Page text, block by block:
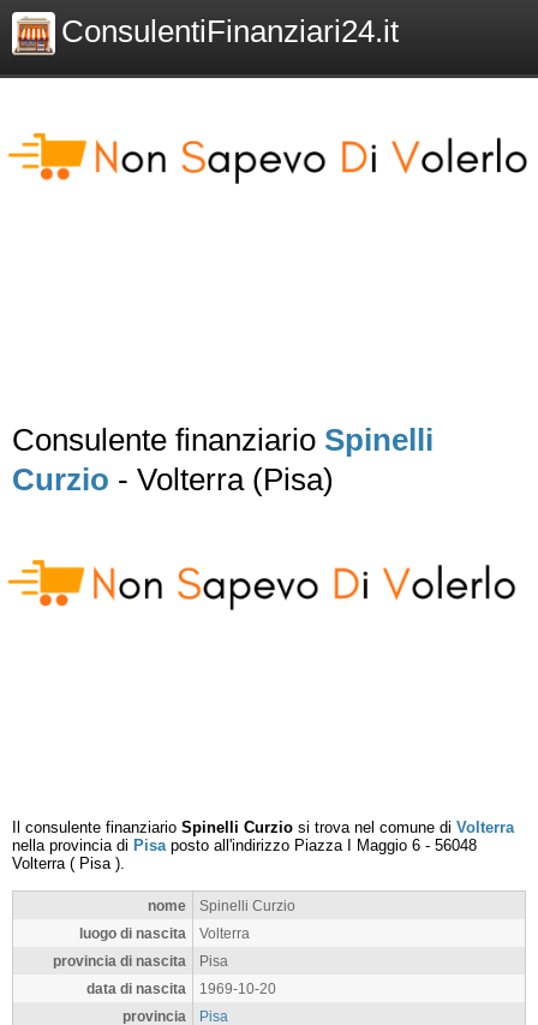
ConsulentiFinanziari24.it
Consulente finanziario Spinelli
Curzio - Volterra (Pisa)
Il consulente finanziario Spinelli Curzio si trova nel comune di Volterra
nella provincia di Pisaposto all'indirizzo Piazza I Maggio 6 - 56048
Volterra( Pisa).
nome
Spinelli Curzio
luogo di nascita
Volterra
provincia di nascita
Pisa
data di nascita
1969-10-20
provincia
Pisa